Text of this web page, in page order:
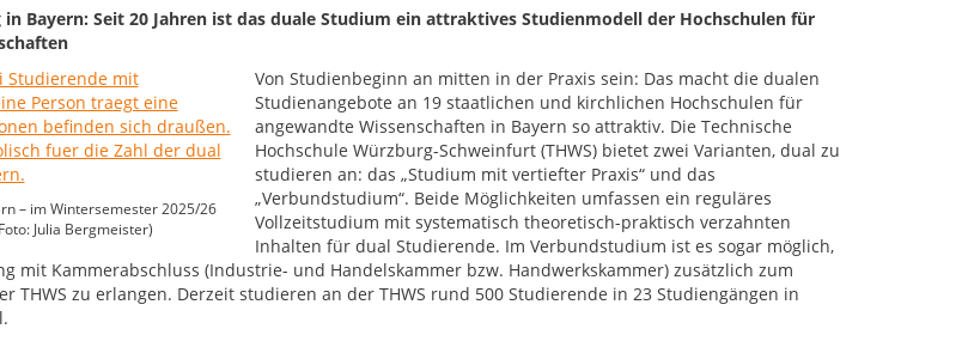
Bayern: Seit 20 Jahren ist das duale Studium ein attraktives Studienmodell der Hochschulen für
– im Wintersemester 2025/26
Julia Bergmeister)
Von Studienbeginn an mitten in der Praxis sein: Das macht die dualen
Studienangebote an 19 staatlichen und kirchlichen Hochschulen für
angewandte Wissenschaften in Bayern so attraktiv. Die Technische
Hochschule Würzburg-Schweinfurt (THWS) bietet zwei Varianten, dual zu
studieren an: das „Studium mit vertiefter Praxis“ und das
„Verbundstudium“. Beide Möglichkeiten umfassen ein reguläres
Vollzeitstudium mit systematisch theoretisch-praktisch verzahnten
Inhalten für dual Studierende. Im Verbundstudium ist es sogar möglich,
mit Kammerabschluss (Industrie- und Handelskammer bzw. Handwerkskammer) zusätzlich zum
THWS zu erlangen. Derzeit studieren an der THWS rund 500 Studierende in 23 Studiengängen in